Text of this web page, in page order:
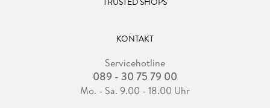
KONTAKT
Servicehotline
089 - 30 75 79 00
Mo. - Sa. 9.00 - 18.00 Uhr